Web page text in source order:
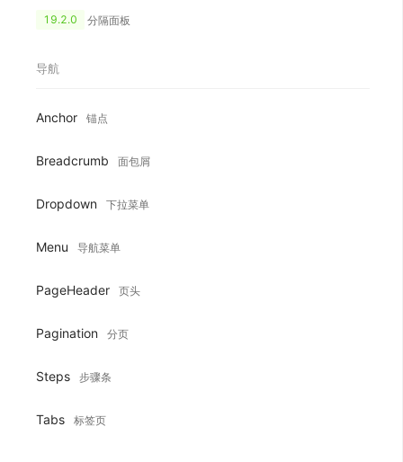
Splitter 分隔面板
19.2.0
导航
Anchor 锚点
Breadcrumb 面包屑
Dropdown 下拉菜单
Menu 导航菜单
PageHeader 页头
Pagination 分页
Steps 步骤条
Tabs 标签页